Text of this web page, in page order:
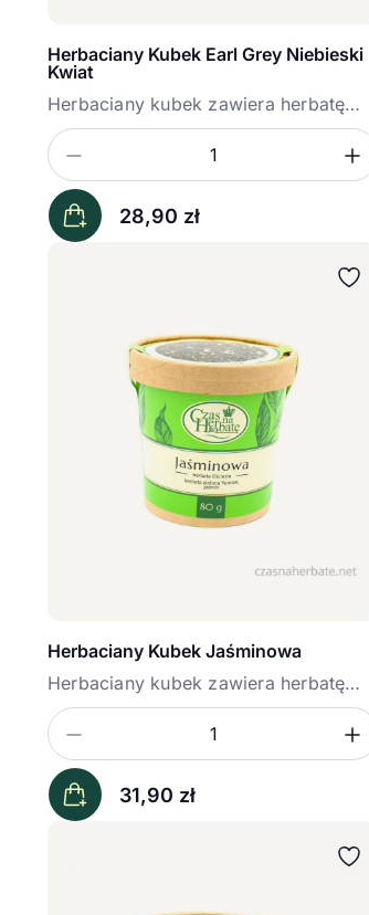
Herbaciany Kubek Earl Grey Niebieski
Kwiat
Herbaciany kubek zawiera herbatę
Earl...
28,90 zł
IlośćZmniejsz ilość
Herbaciany Kubek Jaśminowa
Herbaciany kubek zawiera herbatę
Jaśminową...
31,90 zł
IlośćZmniejsz ilość